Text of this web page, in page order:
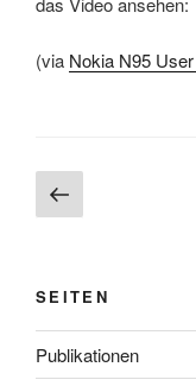
(via Nokia N95
Vorherige
Seite
SEITEN
Publikationen